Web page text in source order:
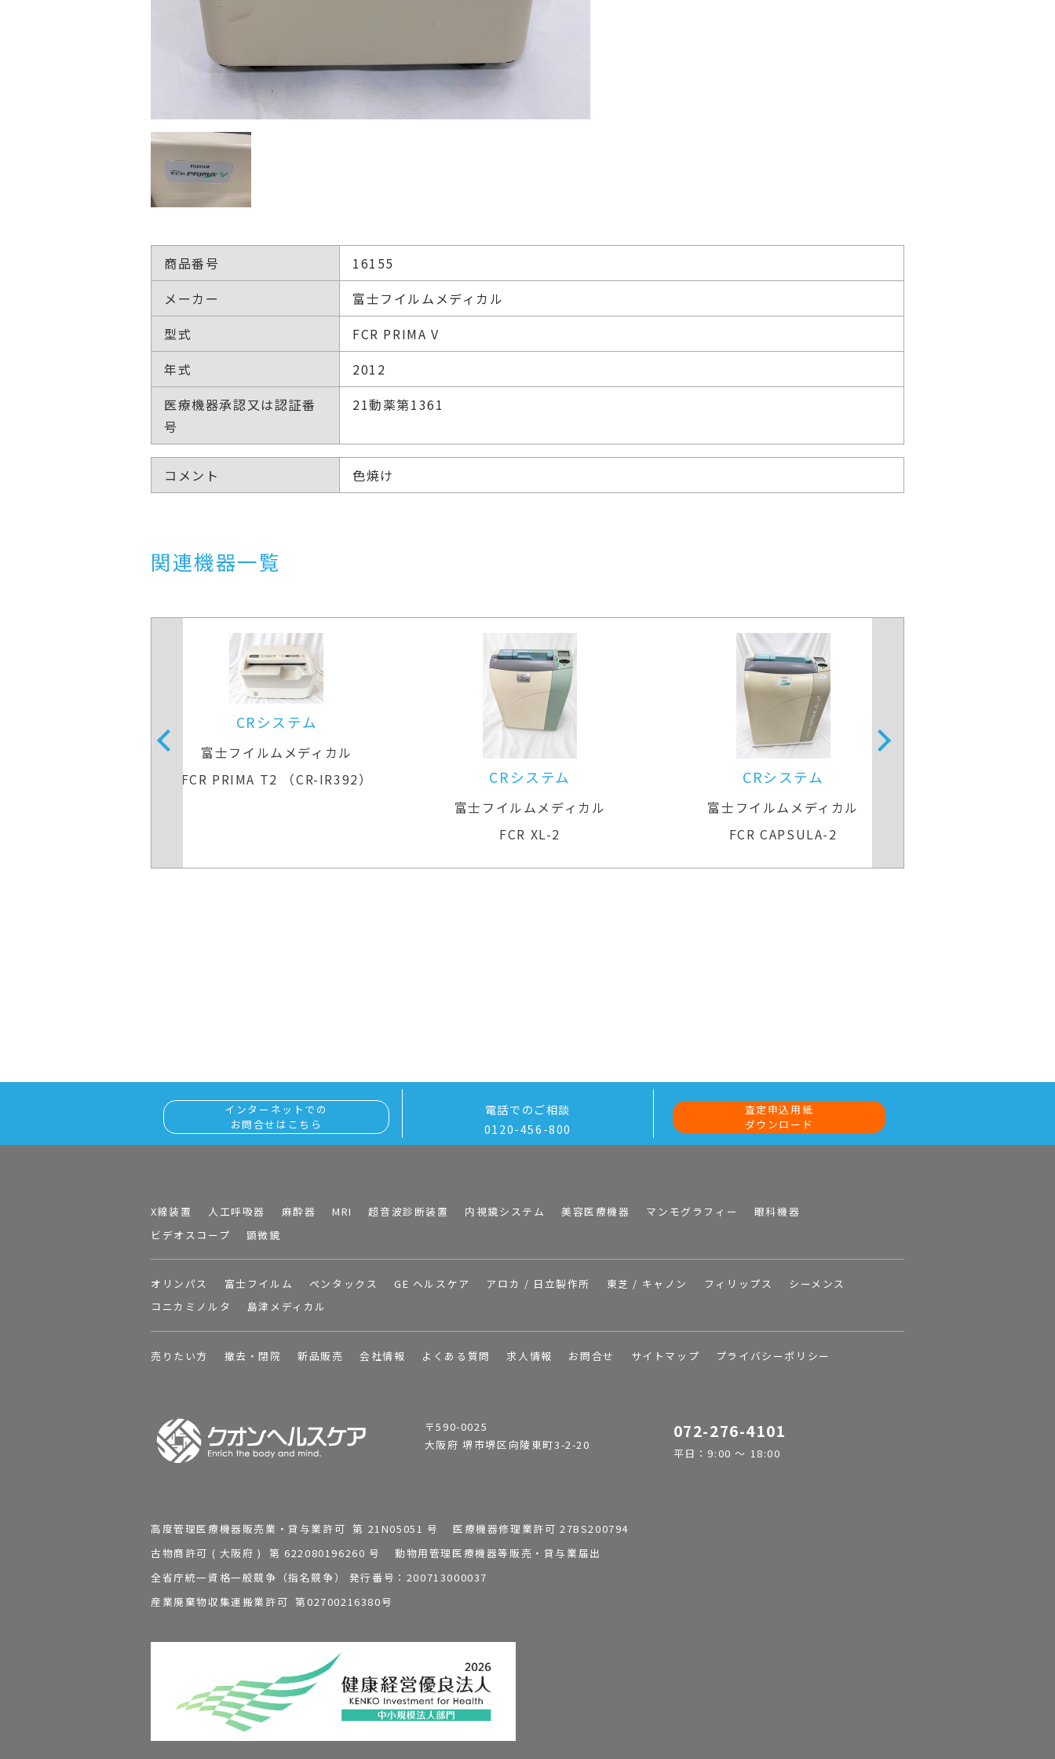
商品番号
16155
メーカー
富士フイルムメディカル
型式
FCR PRIMA V
年式
2012
医療機器承認又は認証番
号
21動薬第1361
コメント 色焼け
関連機器一覧
CRシステム CRシステム
富士フイルムメディカル
FCR CAPSULA-2
CRシステム
富士フイルムメディカル
FCR CAPSULA-2
インターネットでの
お問合せはこちら
電話でのご相談
0120-456-800
査定申込用紙
ダウンロード
X線装置 人工呼吸器 麻酔器 MRI 超音波診断装置 内視鏡システム 美容医療機器 マンモグラフィー
眼科機器
ビデオスコープ
顕微鏡
オリンパス 富士フイルム ペンタックス GE ヘルスケア アロカ / 日立製作所 東芝 / キャノン フィリップス
シーメンス
コニカミノルタ
島津メディカル
売りたい方 撤去・閉院 新品販売 会社情報 よくある質問 求人情報 お問合せ サイトマップ プライバシーポリシー
〒590-0025
大阪府 堺市堺区向陵東町3-2-20
072-276-4101
平日：9:00 ～ 18:00
高度管理医療機器販売業・貸与業許可 第 21N05051 号 医療機器修理業許可 27BS200794
古物商許可 ( 大阪府 ) 第 622080196260 号 動物用管理医療機器等販売・貸与業届出
全省庁統一資格一般競争（指名競争） 発行番号：200713000037
産業廃棄物収集運搬業許可 第02700216380号